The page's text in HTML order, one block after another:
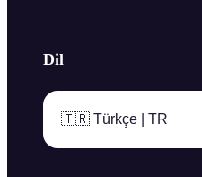
Dil
🇹🇷 Türkçe | TR